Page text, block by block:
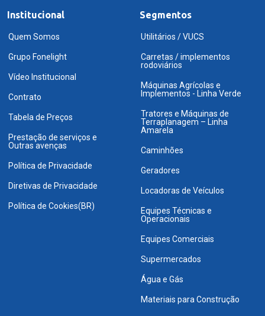
Institucional
Quem Somos
Grupo Fonelight
Vídeo Institucional
Contrato
Tabela de Preços
Prestação de serviços e
Outras avenças
Política de Privacidade
Diretivas de Privacidade
Política de Cookies(BR)
Segmentos
Utilitários / VUCS
Carretas / implementos
rodoviários
Máquinas Agrícolas e
Implementos - Linha Verde
Tratores e Máquinas de
Terraplanagem – Linha
Amarela
Caminhões
Geradores
Locadoras de Veículos
Equipes Técnicas e
Operacionais
Equipes Comerciais
Supermercados
Água e Gás
Materiais para Construção